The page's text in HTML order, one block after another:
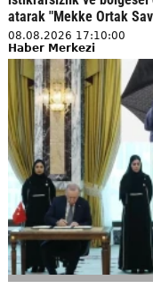
atarak "Mekke Ortak
08.08.2026 17:10:00
Haber Merkezi